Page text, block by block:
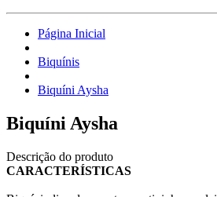
Página Inicial
Biquínis
Biquíni Aysha
Biquíni Aysha
Descrição do produto
CARACTERÍSTICAS